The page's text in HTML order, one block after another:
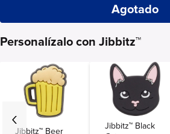
Agotado
Personalízalo con Jibbitz™
Jibbitz™ Beer
Jibbitz™ Black